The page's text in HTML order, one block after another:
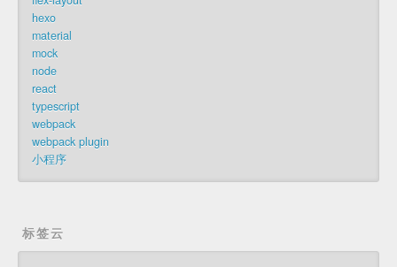
hexo
material
mock
node
react
typescript
webpack
webpack plugin
小程序
标签云